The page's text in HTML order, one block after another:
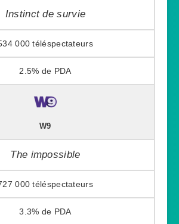
Instinct de survie
000
2.5%
W9
The impossible
000
3.3%